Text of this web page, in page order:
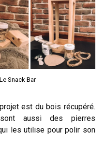
Snack Bar
est du bois récupéré.
aussi des pierres
les utilise pour polir son